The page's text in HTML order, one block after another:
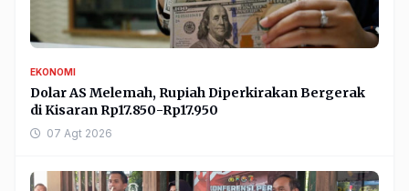
EKONOMI
Dolar AS Melemah, Rupiah Diperkirakan Bergerak
di Kisaran Rp17.850-Rp17.950
07 Agt 2026